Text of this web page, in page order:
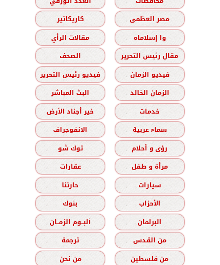
مصر العظمى
كاريكاتير
وا إسلاماه
مقالات الرأي
مقال رئيس التحرير
الصحف
فيديو الزمان
فيديو رئيس التحرير
الزمان الخالد
البث المباشر
خدمات
خير أجناد الأرض
سماء عربية
الانفوجراف
رؤى و أحلام
توك شو
مرأة و طفل
عقارات
سيارات
حارتنا
الأحزاب
بنوك
البرلمان
ألبــوم الزمــان
من القدس
ترجمة
من فلسطين
من نحن